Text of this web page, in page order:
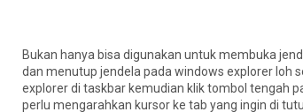
Bukan hanya bisa digunakan untuk membuka
dan menutup jendela pada windows explorer loh
explorer di taskbar kemudian klik tombol tengah
perlu mengarahkan kursor ke tab yang ingin di